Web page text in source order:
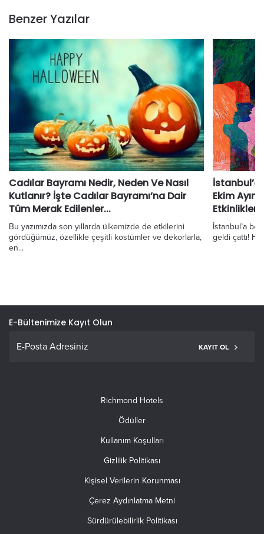
Benzer Yazılar
Cadılar Bayramı Nedir, Neden Ve Nasıl
Kutlanır? İşte Cadılar Bayramı’na Dair
Tüm Merak Edilenler...
Bu yazımızda son yıllarda ülkemizde de etkilerini
gördüğümüz, özellikle çeşitli kostümler ve dekorlarla,
en...
Ekim
Etkinlikler
İstanbul’a
geldi çattı!
E-Bültenimize Kayıt Olun
KAYIT OL
Richmond Hotels
Ödüller
Kullanım Koşulları
Gizlilik Politikası
Kişisel Verilerin Korunması
Çerez Aydınlatma Metni
Sürdürülebilirlik Politikası